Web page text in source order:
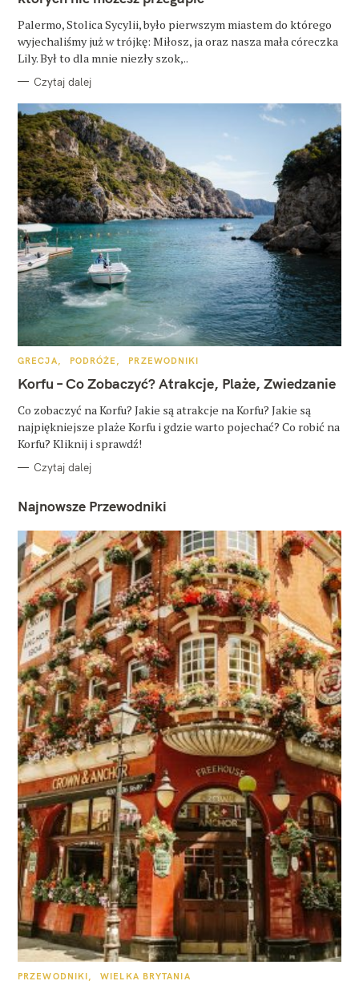
Palermo, Stolica Sycylii, było pierwszym miastem do którego
wyjechaliśmy już w trójkę: Miłosz, ja oraz nasza mała córeczka
Lily. Był to dla mnie niezły szok,..
Czytaj dalej
K
T
E
O
R
I
GRECJA PODRÓŻE PRZEWODNIKI
Korfu – Co Zobaczyć? Atrakcje, Plaże, Zwiedzanie
Co zobaczyć na Korfu? Jakie są atrakcje na Korfu? Jakie są
najpiękniejsze plaże Korfu i gdzie warto pojechać? Co robić na
Korfu? Kliknij i sprawdź!
Czytaj dalej
Najnowsze Przewodniki
K
PRZEWODNIKI WIELKA BRYTANIA